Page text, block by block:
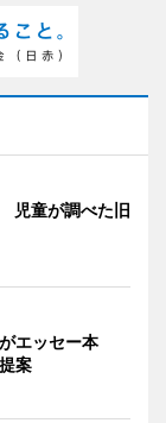
児童が調べた旧
エッセー本
案